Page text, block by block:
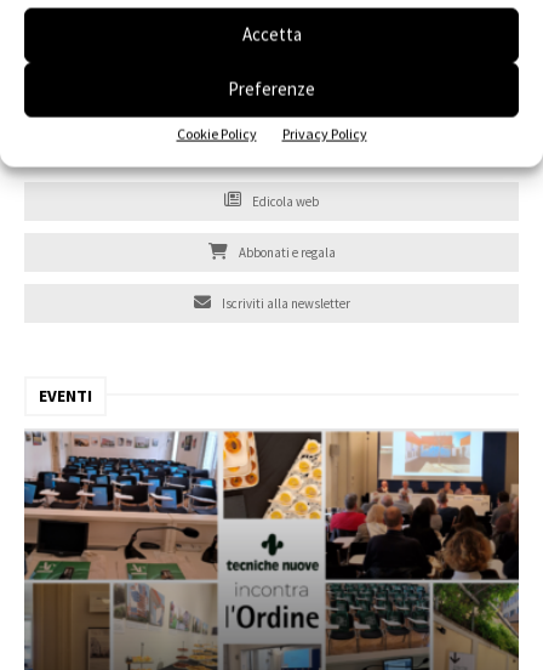
Accetta
Preferenze
Cookie Policy Privacy Policy
Edicola web
Abbonati e regala
Iscriviti alla newsletter
EVENTI